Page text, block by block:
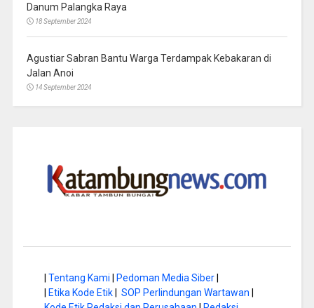
Danum Palangka Raya
18 September 2024
Agustiar Sabran Bantu Warga Terdampak Kebakaran di
Jalan Anoi
14 September 2024
| Tentang Kami | Pedoman Media Siber|
| Etika Kode Etik| SOP Perlindungan Wartawan |